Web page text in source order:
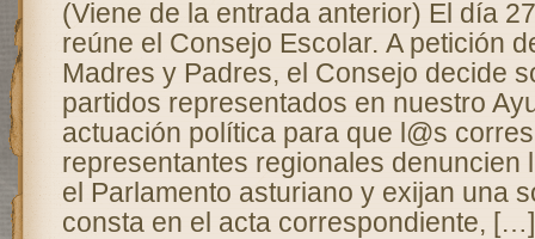
(Viene de la entrada anterior) El día
reúne el Consejo Escolar. A petición
Madres y Padres, el Consejo decide
partidos representados en nuestro
actuación política para que l@s
representantes regionales denuncien
el Parlamento asturiano y exijan una
consta en el acta correspondiente, […]